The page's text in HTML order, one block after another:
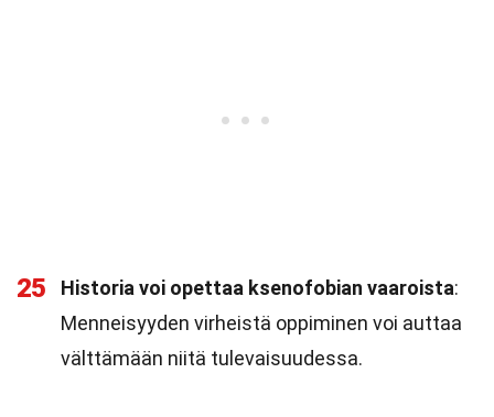
25 Historia voi opettaa ksenofobian vaaroista:
Menneisyyden virheistä oppiminen voi auttaa
välttämään niitä tulevaisuudessa.